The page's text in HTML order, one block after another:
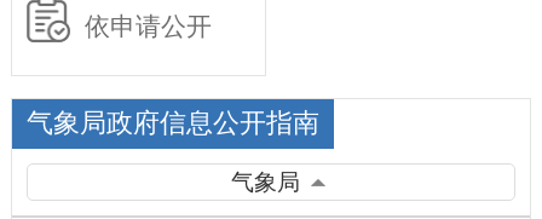
依申请公开
气象局政府信息公开指南
气象局